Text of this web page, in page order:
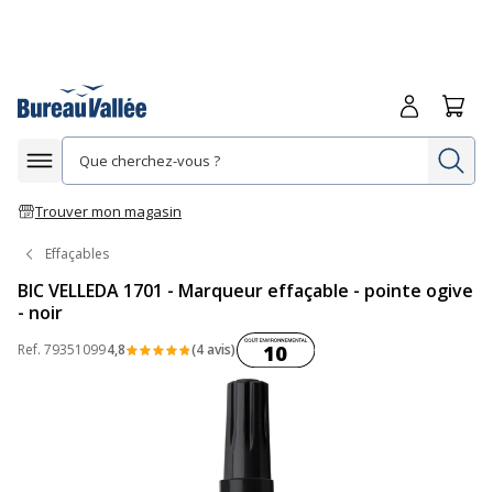
Afficher la navigation
Trouver mon magasin
Me
Effaçables
BIC VELLEDA 1701 - Marqueur effaçable - pointe ogive
- noir
Ref. 793510994,8 (4 avis)Coût environnemental :
10